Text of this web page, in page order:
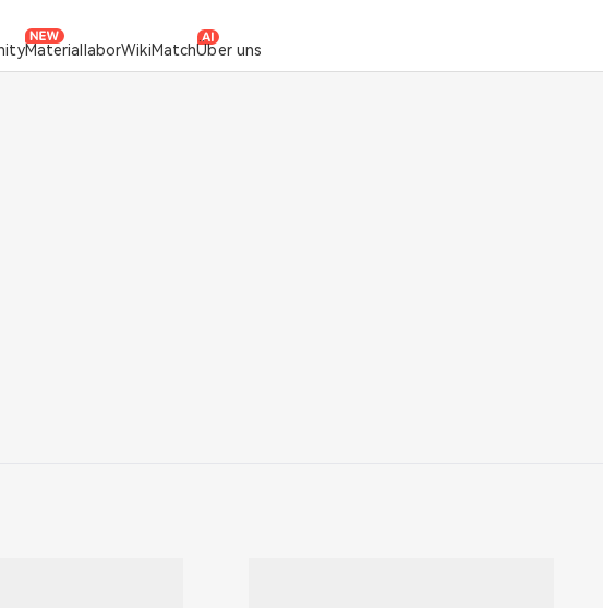
MateriallaborWikiMatchÜber uns